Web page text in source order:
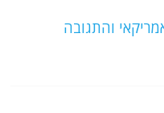
והתגובה